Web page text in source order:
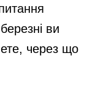
ви
через що